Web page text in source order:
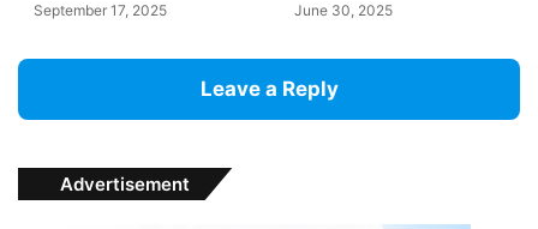
September 17, 2025 June 30, 2025
Leave a Reply
Advertisement